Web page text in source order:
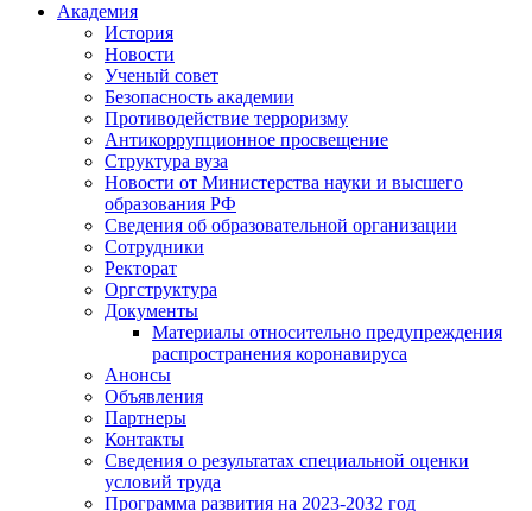
Академия
История
Новости
Ученый совет
Безопасность академии
Противодействие терроризму
Антикоррупционное просвещение
Структура вуза
Новости от Министерства науки и высшего
образования РФ
Сведения об образовательной организации
Сотрудники
Ректорат
Оргструктура
Документы
Материалы относительно предупреждения
распространения коронавируса
Анонсы
Объявления
Партнеры
Контакты
Сведения о результатах специальной оценки
условий труда
Программа развития на 2023-2032 год